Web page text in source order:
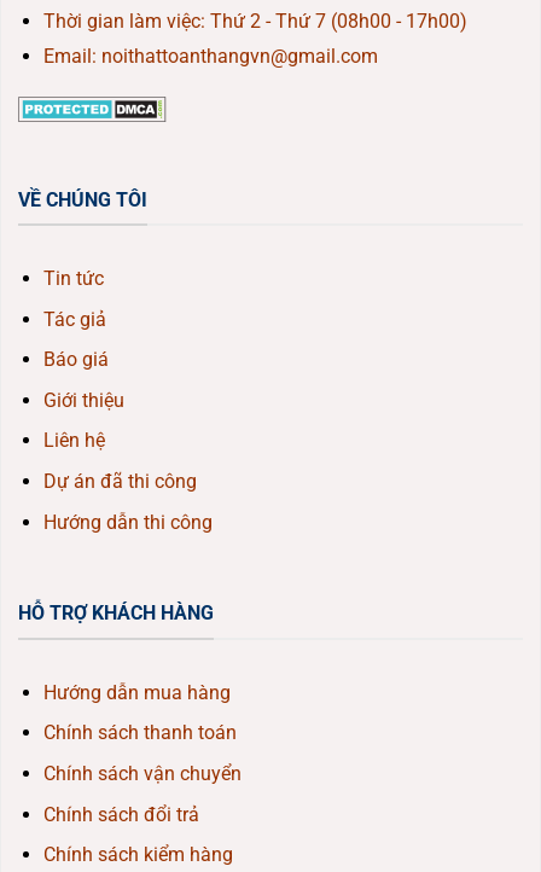
Thời gian làm việc: Thứ 2 - Thứ 7 (08h00 - 17h00)
Email: noithattoanthangvn@gmail.com
VỀ CHÚNG TÔI
Tin tức
Tác giả
Báo giá
Giới thiệu
Liên hệ
Dự án đã thi công
Hướng dẫn thi công
HỖ TRỢ KHÁCH HÀNG
Hướng dẫn mua hàng
Chính sách thanh toán
Chính sách vận chuyển
Chính sách đổi trả
Chính sách kiểm hàng